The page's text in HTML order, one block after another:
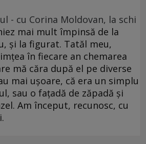
- cu Corina Moldovan, la schi
mai mult împinsă de la
şi la figurat. Tatăl meu,
în fiecare an chemarea
mă căra după el pe diverse
mai uşoare, că era un simplu
sau o faţadă de zăpadă şi
Am început, recunosc, cu